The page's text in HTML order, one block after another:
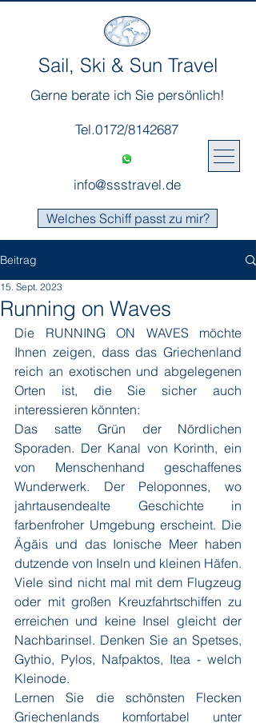
Sail, Ski & Sun Travel
Gerne berate ich Sie persönlich!
Tel.0172/8142687
info@ssstravel.de
Welches Schiff passt zu mir?
Beitrag
Running on Waves
15. Sept. 2023
Die RUNNING ON WAVES möchte
Ihnen zeigen, dass das Griechenland
reich an exotischen und abgelegenen
Orten ist, die Sie sicher auch
interessieren könnten:
Das satte Grün der Nördlichen
Sporaden. Der Kanal von Korinth, ein
von Menschenhand geschaffenes
Wunderwerk. Der Peloponnes, wo
jahrtausendealte Geschichte in
farbenfroher Umgebung erscheint. Die
Ägäis und das Ionische Meer haben
dutzende von Inseln und kleinen Häfen.
Viele sind nicht mal mit dem Flugzeug
oder mit großen Kreuzfahrtschiffen zu
erreichen und keine Insel gleicht der
Nachbarinsel. Denken Sie an Spetses,
Gythio, Pylos, Nafpaktos, Itea - welch
Kleinode.
Lernen Sie die schönsten Flecken
Griechenlands komfortabel unter